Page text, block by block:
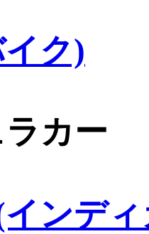
ク)
カー
ンデ